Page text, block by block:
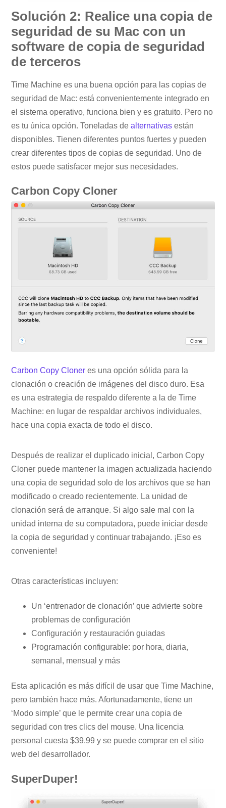
Solución 2: Realice una copia de
seguridad de su Mac con un
software de copia de seguridad
de terceros
Time Machine es una buena opción para las copias de
seguridad de Mac: está convenientemente integrado en
el sistema operativo, funciona bien y es gratuito. Pero no
es tu única opción. Toneladas dealternativas están
disponibles. Tienen diferentes puntos fuertes y pueden
crear diferentes tipos de copias de seguridad. Uno de
estos puede satisfacer mejor sus necesidades.
Carbon Copy Cloner
Carbon Copy Cloner es una opción sólida para la
clonación o creación de imágenes del disco duro. Esa
es una estrategia de respaldo diferente a la de Time
Machine: en lugar de respaldar archivos individuales,
hace una copia exacta de todo el disco.
Después de realizar el duplicado inicial, Carbon Copy
Cloner puede mantener la imagen actualizada haciendo
una copia de seguridad solo de los archivos que se han
modificado o creado recientemente. La unidad de
clonación será de arranque. Si algo sale mal con la
unidad interna de su computadora, puede iniciar desde
la copia de seguridad y continuar trabajando. ¡Eso es
conveniente!
Otras características incluyen:
Un ‘entrenador de clonación’ que advierte sobre
problemas de configuración
Configuración y restauración guiadas
Programación configurable: por hora, diaria,
semanal, mensual y más
Esta aplicación es más difícil de usar que Time Machine,
pero también hace más. Afortunadamente, tiene un
‘Modo simple’ que le permite crear una copia de
seguridad con tres clics del mouse. Una licencia
personal cuesta $39.99 y se puede comprar en el sitio
web del desarrollador.
SuperDuper!